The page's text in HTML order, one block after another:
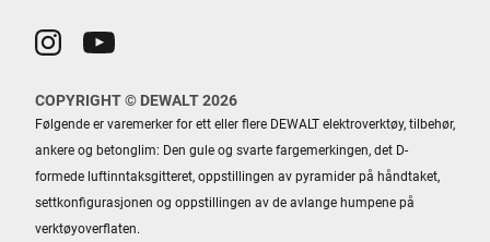
COPYRIGHT © DEWALT 2026
Følgende er varemerker for ett eller flere DEWALT elektroverktøy, tilbehør,
ankere og betonglim: Den gule og svarte fargemerkingen, det D-
formede luftinntaksgitteret, oppstillingen av pyramider på håndtaket,
settkonfigurasjonen og oppstillingen av de avlange humpene på
verktøyoverflaten.